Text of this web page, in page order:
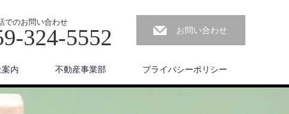
でのお問い合わせ
324-5552 お問い合わせ
内 不動産事業部 プライバシーポリシー